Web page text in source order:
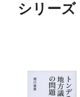
シリーズ